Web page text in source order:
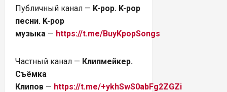
Публичный канал — K-pop. K-pop
песни. K-pop
музыка — https://t.me/BuyKpopSongs
Частный канал — Клипмейкер.
Съёмка
Клипов — https://t.me/+ykhSwS0abFg2ZGZi